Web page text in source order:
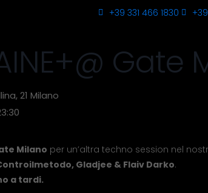
+39 331 466 1830
Gate
21 Milano
Milano per un’altra techno session nel
Gladjee & Flaiv Darko.
a tardi.